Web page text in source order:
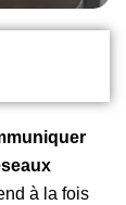
à la fois